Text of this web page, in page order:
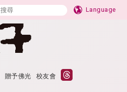
Language
贈予佛光 校友會